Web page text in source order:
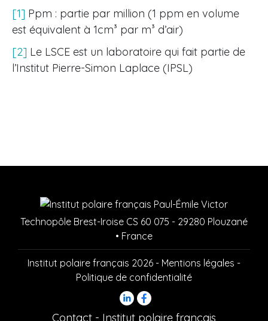
[1] Ppm : partie par million (1 ppm en volume
est équivalent à 1cm³ par m³ d’air)
[2] Le LSCE est un laboratoire qui fait partie de
l’Institut Pierre-Simon Laplace (IPSL)
Technopôle Brest-Iroise CS 60 075 - 29280 Plouzané
• France
Institut polaire français 2026 - Mentions légales -
Politique de confidentialité
Contact - Institut polaire français